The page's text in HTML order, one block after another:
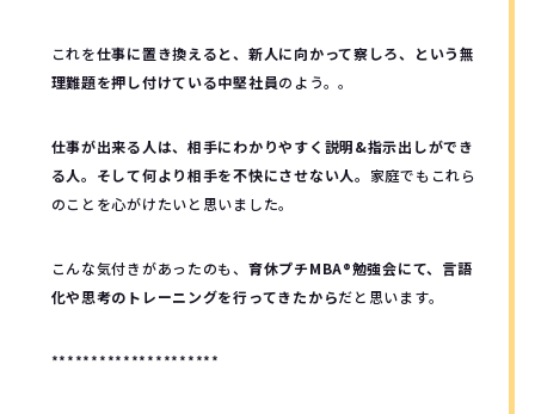
これを仕事に置き換えると、新人に向かって察しろ、という無
理難題を押し付けている中堅社員のよう。。
仕事が出来る人は、相手にわかりやすく説明&指示出しができ
る人。そして何より相手を不快にさせない人。 家庭でもこれら
のことを心がけたいと思いました。
こんな気付きがあったのも、 育休プチMBA®️勉強会にて、言語
化や思考のトレーニングを行ってきたからだと思います。
*********************